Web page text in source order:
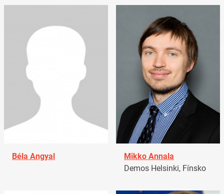
Béla Angyal
Mikko Annala
Demos Helsinki, Fínsko